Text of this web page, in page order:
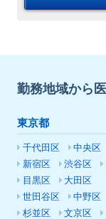
勤務地域から
東京都
千代田区 中央区
新宿区
渋谷区
目黒区
大田区
世田谷区
中野区
杉並区
文京区